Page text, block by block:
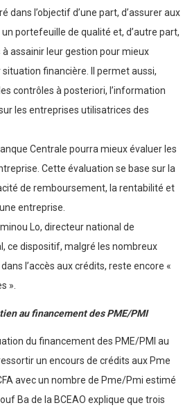
dans l’objectif d’une part, d’assurer aux
portefeuille de qualité et, d’autre part,
assainir leur gestion pour mieux
situation financière. Il permet aussi,
contrôles à posteriori, l’information
les entreprises utilisatrices des
Centrale pourra mieux évaluer les
Cette évaluation se base sur la
de remboursement, la rentabilité et
entreprise.
Lo, directeur national de
ce dispositif, malgré les nombreux
l’accès aux crédits, reste encore «
».
au financement des PME/PMI
du financement des PME/PMI au
un encours de crédits aux Pme
avec un nombre de Pme/Pmi estimé
Ba de la BCEAO explique que trois